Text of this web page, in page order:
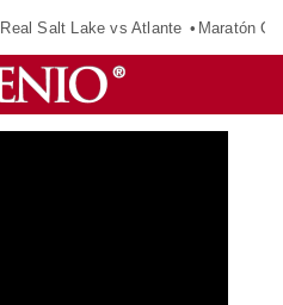
Real Salt Lake vs Atlante Maratón